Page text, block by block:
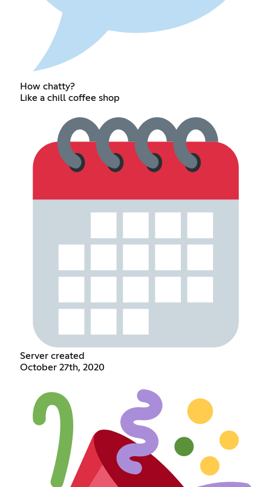
How chatty?
Like a chill coffee shop
Server created
October 27th, 2020